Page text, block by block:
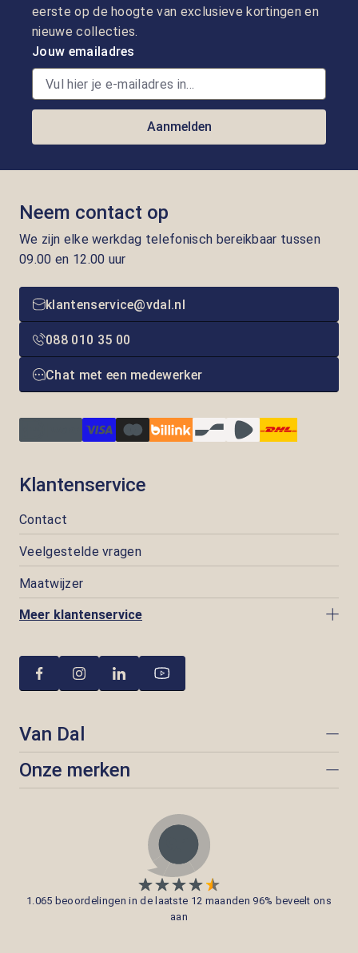
eerste op de hoogte van exclusieve kortingen en
nieuwe collecties.
Jouw emailadres
Aanmelden
Neem contact op
We zijn elke werkdag telefonisch bereikbaar tussen
09.00 en 12.00 uur
klantenservice@vdal.nl
088 010 35 00
Chat met een medewerker
Klantenservice
Contact
Veelgestelde vragen
Maatwijzer
Meer klantenservice
Van Dal
Onze merken
1.065 beoordelingen in de laatste 12 maanden 96% beveelt ons
aan